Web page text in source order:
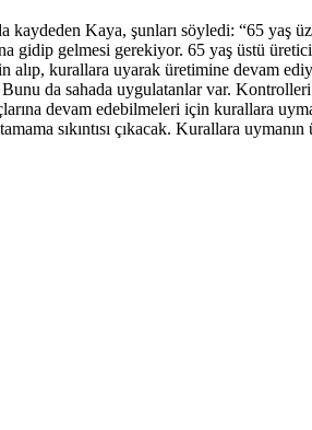
kaydeden Kaya, şunları söyledi: “65 yaş
gidip gelmesi gerekiyor. 65 yaş üstü
kurallara uyarak üretimine devam
da sahada uygulatanlar var.
devam edebilmeleri için kurallara
sıkıntısı çıkacak. Kurallara